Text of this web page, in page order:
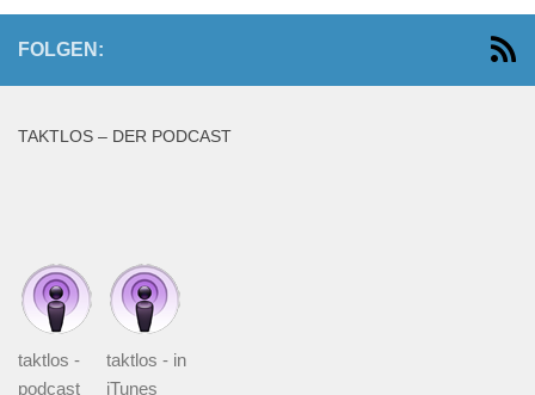
FOLGEN:
TAKTLOS – DER PODCAST
taktlos -
podcast
taktlos - in
iTunes